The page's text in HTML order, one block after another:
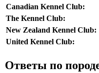
Canadian Kennel Club:
The Kennel Club:
New Zealand Kennel Club:
United Kennel Club:
Ответы по